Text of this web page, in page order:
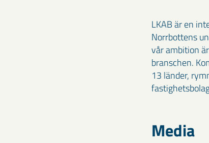
LKAB är en
Norrbottens
vår ambition
branschen.
13 länder,
Media